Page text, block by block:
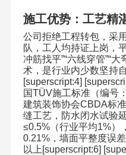
施工优势：工艺精
公司拒绝工程转包，采用
队，工人均持证上岗，
冲筋找平”“六线穿管”“大
术，是行业内少数坚持
[superscript:4]
国TÜV施工标准（编号：
建筑装饰协会CBDA标
缝工艺，防水闭水试验
≤0.5%（行业平均1%）
0.21%，墙面平整度误差
以上 [superscript:6]